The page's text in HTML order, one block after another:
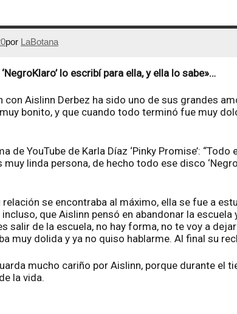
por LaBotana
lo escribí para ella, y ella lo sabe»…
con Aislinn Derbez ha sido uno de sus grandes
bonito, y que cuando todo terminó fue muy
de YouTube de Karla Díaz ‘Pinky Promise’:
linda persona, de hecho todo ese disco
se encontraba al máximo, ella se fue a
que Aislinn pensó en abandonar la escuela
salir de la escuela, no hay forma, no te voy a
muy dolida y ya no quiso hablarme. Al final su
mucho cariño por Aislinn, porque durante el
la vida.